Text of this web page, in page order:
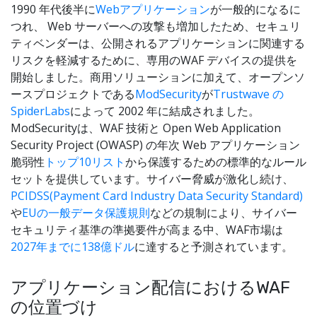
1990 年代後半にWebアプリケーションが一般的になるに
つれ、 Web サーバーへの攻撃も増加したため、セキュリ
ティベンダーは、公開されるアプリケーションに関連する
リスクを軽減するために、専用のWAF デバイスの提供を
開始しました。商用ソリューションに加えて、オープンソ
ースプロジェクトであるModSecurityがTrustwave の
SpiderLabsによって 2002 年に結成されました。
ModSecurityは、WAF 技術と Open Web Application
Security Project (OWASP) の年次 Web アプリケーション
脆弱性 トップ10リストから保護するための標準的なルール
セットを提供しています。サイバー脅威が激化し続け、
PCIDSS(Payment Card Industry Data Security Standard)
やEUの一般データ保護規則などの規制により、サイバー
セキュリティ基準の準拠要件が高まる中、WAF市場は
2027年までに138億ドルに達すると予測されています。
アプリケーション配信におけるWAF
の位置づけ